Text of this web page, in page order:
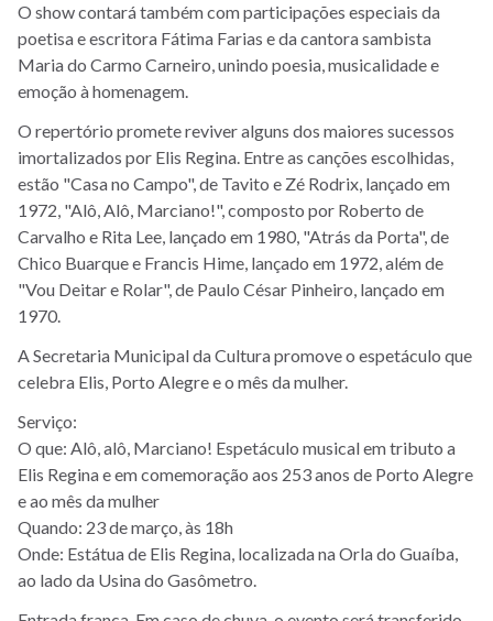
O show contará também com participações especiais da
poetisa e escritora Fátima Farias e da cantora sambista
Maria do Carmo Carneiro, unindo poesia, musicalidade e
emoção à homenagem.
O repertório promete reviver alguns dos maiores sucessos
imortalizados por Elis Regina. Entre as canções escolhidas,
estão "Casa no Campo", de Tavito e Zé Rodrix, lançado em
1972, "Alô, Alô, Marciano!", composto por Roberto de
Carvalho e Rita Lee, lançado em 1980, "Atrás da Porta", de
Chico Buarque e Francis Hime, lançado em 1972, além de
"Vou Deitar e Rolar", de Paulo César Pinheiro, lançado em
1970.
A Secretaria Municipal da Cultura promove o espetáculo que
celebra Elis, Porto Alegre e o mês da mulher.
Serviço:
O que: Alô, alô, Marciano! Espetáculo musical em tributo a
Elis Regina e em comemoração aos 253 anos de Porto Alegre
e ao mês da mulher
Quando: 23 de março, às 18h
Onde: Estátua de Elis Regina, localizada na Orla do Guaíba,
ao lado da Usina do Gasômetro.